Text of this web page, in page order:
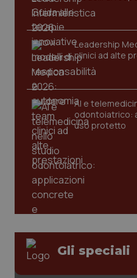
Leadership
clinici ad alte
AI e
odontoiatrico:
uso protetto
Gli speciali
CookieScriptConsent
tracking-sites-ironfish-